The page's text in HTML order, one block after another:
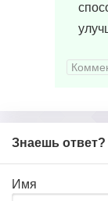
Знаешь ответ?
Имя